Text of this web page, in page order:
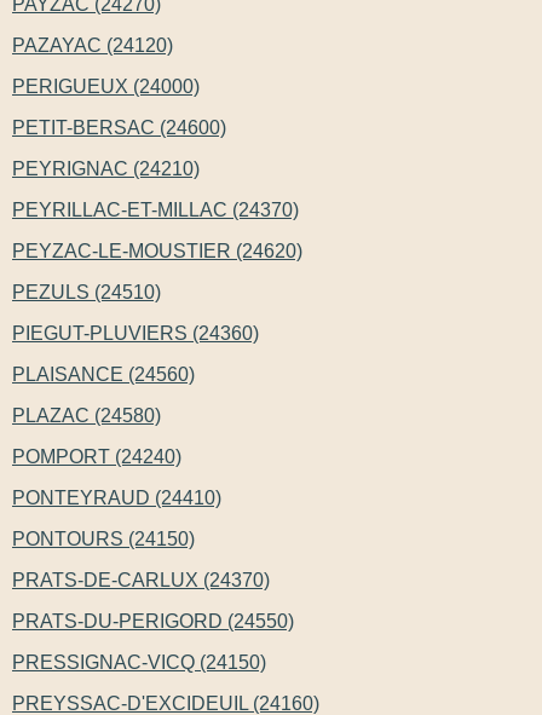
PAZAYAC (24120)
PERIGUEUX (24000)
PETIT-BERSAC (24600)
PEYRIGNAC (24210)
PEYRILLAC-ET-MILLAC (24370)
PEYZAC-LE-MOUSTIER (24620)
PEZULS (24510)
PIEGUT-PLUVIERS (24360)
PLAISANCE (24560)
PLAZAC (24580)
POMPORT (24240)
PONTEYRAUD (24410)
PONTOURS (24150)
PRATS-DE-CARLUX (24370)
PRATS-DU-PERIGORD (24550)
PRESSIGNAC-VICQ (24150)
PREYSSAC-D'EXCIDEUIL (24160)